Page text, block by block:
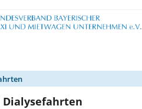
Dialysefahrten